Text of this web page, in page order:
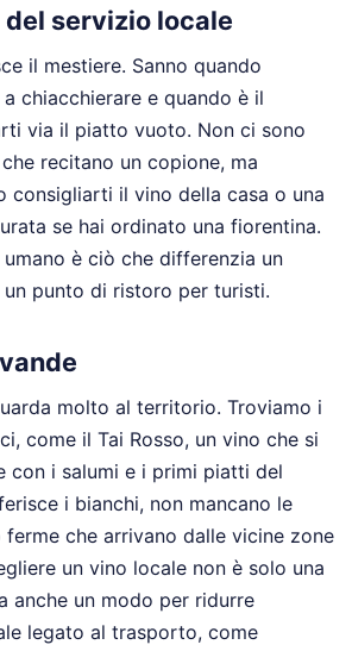
servizio locale
il mestiere. Sanno quando
chiacchierare e quando è il
via il piatto vuoto. Non ci sono
recitano un copione, ma
consigliarti il vino della casa o una
se hai ordinato una fiorentina.
è ciò che differenzia un
punto di ristoro per turisti.
molto al territorio. Troviamo i
come il Tai Rosso, un vino che si
con i salumi e i primi piatti del
i bianchi, non mancano le
che arrivano dalle vicine zone
un vino locale non è solo una
anche un modo per ridurre
legato al trasporto, come